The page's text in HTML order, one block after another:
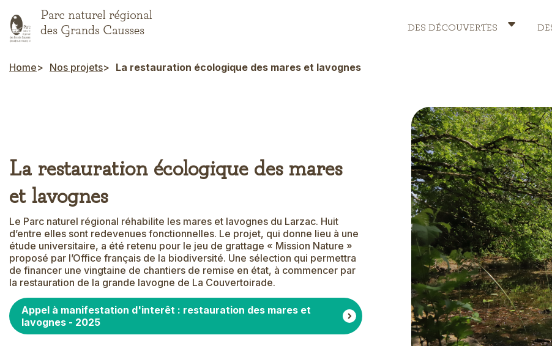
to
main
Header
DES DÉCOUVERTES
Breadcrumb
Home Nos projets La restauration écologique des mares et lavognes
La restauration écologique des mares
et lavognes
Le Parc naturel régional réhabilite les mares et lavognes du Larzac. Huit
d’entre elles sont redevenues fonctionnelles. Le projet, qui donne lieu à une
étude universitaire, a été retenu pour le jeu de grattage « Mission Nature »
proposé par l’Office français de la biodiversité. Une sélection qui permettra
de financer une vingtaine de chantiers de remise en état, à commencer par
la restauration de la grande lavogne de La Couvertoirade.
Appel à manifestation d'interêt : restauration des mares et
lavognes - 2025